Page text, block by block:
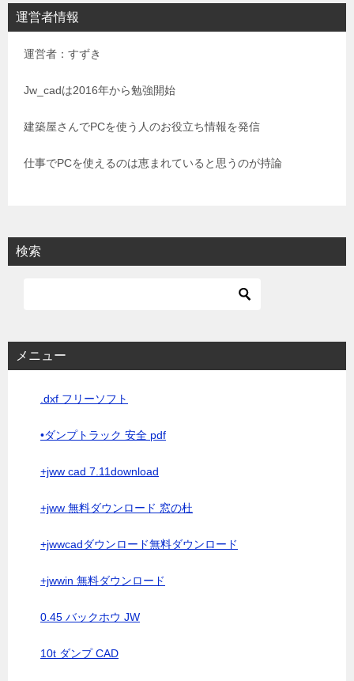
ビ
ゲ
運営者情報
運営者：すずき
Jw_cadは2016年から勉強開始
建築屋さんでPCを使う人のお役立ち情報を発信
仕事でPCを使えるのは恵まれていると思うのが持論
検索
メニュー
.dxf フリーソフト
•ダンプトラック 安全 pdf
+jww cad 7.11download
+jww 無料ダウンロード 窓の杜
+jwwcadダウンロード無料ダウンロード
+jwwin 無料ダウンロード
0.45 バックホウ JW
10t ダンプ CAD